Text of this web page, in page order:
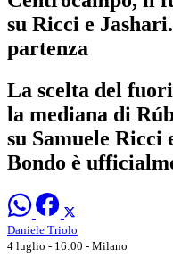
su Ricci e
partenza
La scelta del
la mediana di
su Samuele
Bondo è
Daniele Triolo
4 luglio - 16:00 - Milano